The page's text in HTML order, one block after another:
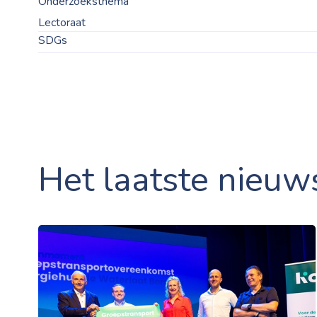
Lectoraat
SDGs
Het laatste